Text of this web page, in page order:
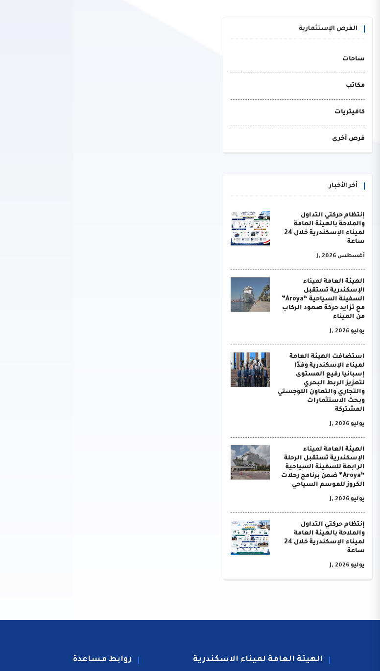
الفرص الإستثمارية
ساحات
مكاتب
كافيتريات
فرص أخرى
أخر الأخبار
إنتظام حركتي التداول
والملاحة بالهيئة العامة
لميناء الإسكندرية خلال 24
ساعة
أغسطس J, 2026
الهيئة العامة لميناء
الإسكندرية تستقبل
السفينة السياحية “Aroya”
مع تزايد حركة صعود الركاب
من الميناء
يوليو J, 2026
استضافت الهيئة العامة
لميناء الإسكندرية وفدًا
إسبانيا رفيع المستوى
لتعزيز الربط البحري
والتجاري والتعاون اللوجستي
وبحث الاستثمارات
المشتركة
يوليو J, 2026
الهيئة العامة لميناء
الإسكندرية تستقبل الرحلة
الرابعة للسفينة السياحية
“Aroya” ضمن برنامج رحلات
الكروز للموسم السياحي
يوليو J, 2026
إنتظام حركتي التداول
والملاحة بالهيئة العامة
لميناء الإسكندرية خلال 24
ساعة
يوليو J, 2026
الهيئة العامة لميناء الاسكندرية روابط مساعدة